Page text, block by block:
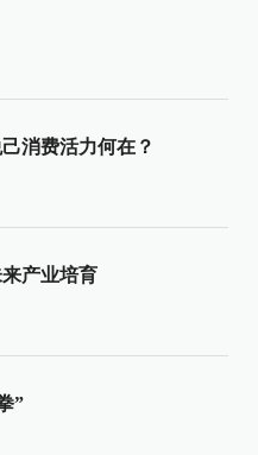
消费活力何在？
产业培育
”